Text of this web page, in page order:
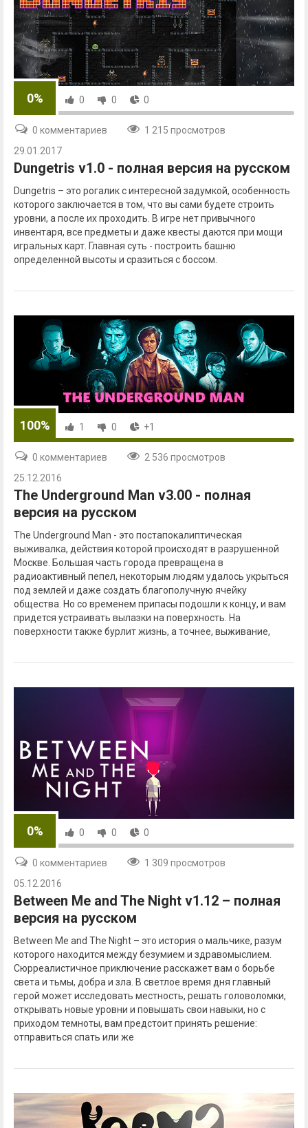
0% 0 0 0
0 комментариев
1 215 просмотров
29.01.2017
Dungetris v1.0 - полная версия на русском
Dungetris – это рогалик с интересной задумкой, особенность
которого заключается в том, что вы сами будете строить
уровни, а после их проходить. В игре нет привычного
инвентаря, все предметы и даже квесты даются при мощи
игральных карт. Главная суть - построить башню
определенной высоты и сразиться с боссом.
100% 1 0 +1
0 комментариев
2 536 просмотров
25.12.2016
The Underground Man v3.00 - полная
версия на русском
The Underground Man - это постапокалиптическая
выживалка, действия которой происходят в разрушенной
Москве. Большая часть города превращена в
радиоактивный пепел, некоторым людям удалось укрыться
под землей и даже создать благополучную ячейку
общества. Но со временем припасы подошли к концу, и вам
придется устраивать вылазки на поверхность. На
поверхности также бурлит жизнь, а точнее, выживание,
0% 0 0 0
0 комментариев
1 309 просмотров
05.12.2016
Between Me and The Night v1.12 – полная
версия на русском
Between Me and The Night – это история о мальчике, разум
которого находится между безумием и здравомыслием.
Сюрреалистичное приключение расскажет вам о борьбе
света и тьмы, добра и зла. В светлое время дня главный
герой может исследовать местность, решать головоломки,
открывать новые уровни и повышать свои навыки, но с
приходом темноты, вам предстоит принять решение:
отправиться спать или же